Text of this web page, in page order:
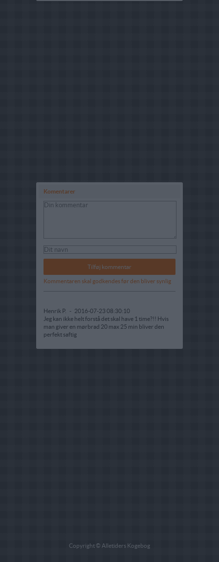
Komentarer
Kommentaren skal godkendes før den bliver synlig
Henrik P. - 2016-07-23 08:30:10
Jeg kan ikke helt forstå det skal have 1 time?!! Hvis
man giver en mørbrad 20 max 25 min bliver den
perfekt saftig
Copyright © Alletiders Kogebog